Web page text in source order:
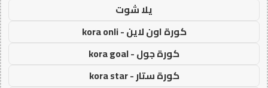
يلا شوت
كورة اون لاين - kora onli
كورة جول - kora goal
كورة ستار - kora star